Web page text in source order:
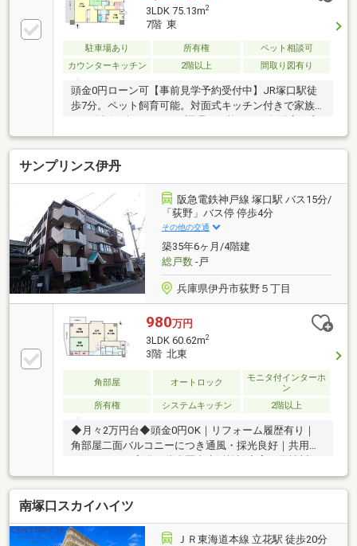
3LDK 75.13m2
7階 東
駐車場あり 所有権
ペット相談可
カウンターキッチン
2階以上 間取り図有り
頭金0円ローン可【事前見学予約受付中】JR塚口駅徒
歩7分。ペット飼育可能。対面式キッチン付きで家族
との会話を楽しみながら調理が可能です。各洋室や和
室にクローゼットや押入れがあり、収納スペース豊富
です。
サンプリンス伊丹
阪急電鉄神戸線 塚口駅 バス15分/
「荻野」バス停 停歩4分
その他の交通
築35年6ヶ月/4階建
総戸数-戸
兵庫県伊丹市荻野５丁目
980万円
3LDK 60.62m2
3階 北東
角部屋 オートロック
モニタ付インターホ
ン
所有権
システムキッチン 2階以上
◆月々2万円台◆頭金0円OK｜リフォーム履歴有り｜
角部屋二面バルコニーにつき通風・採光良好｜共用部
オートロック完備｜徒歩圏内生活施設充実｜天神川沿
いの静かな住宅地
南塚口スカイハイツ
ＪＲ東海道本線 立花駅 徒歩20分